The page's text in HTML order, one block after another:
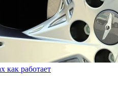
как работает